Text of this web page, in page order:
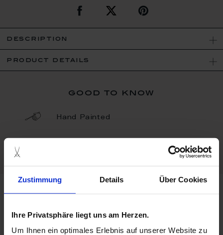
Zustimmung Details Über Cookies
Ihre Privatsphäre liegt uns am Herzen.
Um Ihnen ein optimales Erlebnis auf unserer Website zu
description
product details
good to know
Hand Painted
more products from the birds